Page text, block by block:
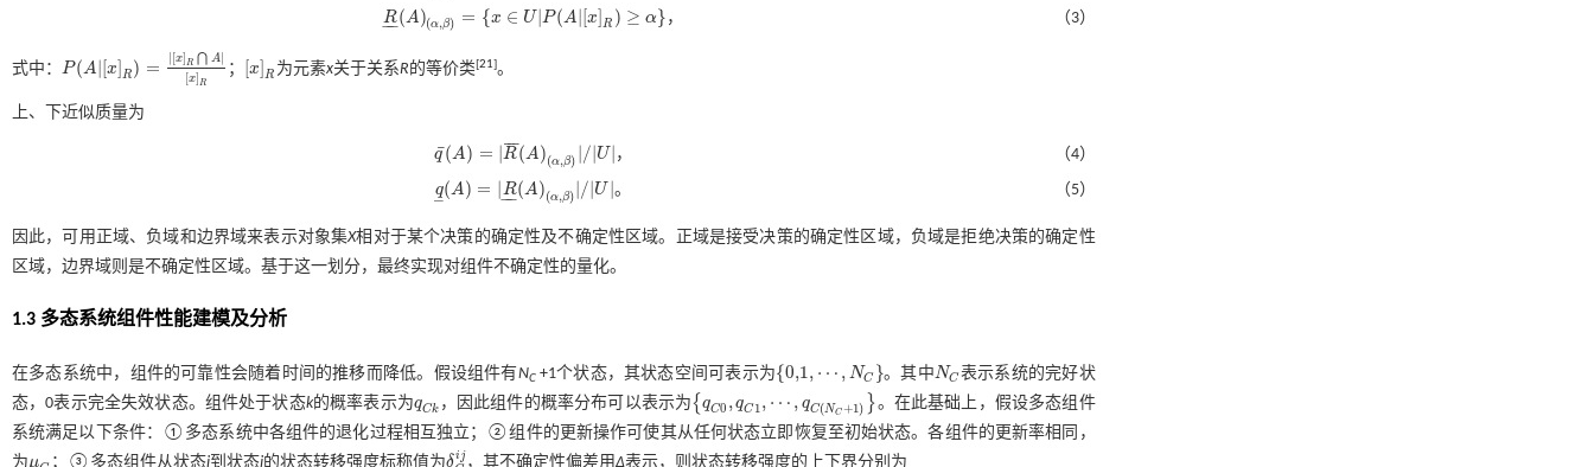
R
−
−( A )(α,β) = {x ∈ U |P(A |[x]R ) ≥ α}
R(A)(α,β)=x ∈ U|P A| [x ]R) ≥α ， （3）
式中： P(A |[x]R ) = |[x]R ⋂ A |
[x]R
P( A|[ ]R =|[ x]R ⋂A|[x]R ； [x]R
[x] R 为元素x关于关系R 的等价类[21]。
上、下近似质量为
q¯(A) = |R
¯¯
¯(A)(α,β) |/|U|
q¯(A)= |R (A)(α,β)|/ |U | ， （4）
q
–
(A) = |R
−
−(A)(α,β) |/|U |
q(A)=| R( )(α,β)|/|U| 。 （5）
因此，可用正域、负域和边界域来表示对象集X相对于某个决策的确定性及不确定性区域。正域是接受决策的确定性区域，负域是拒绝决策的确定性
区域，边界域则是不确定性区域。基于这一划分，最终实现对组件不确定性的量化。
1.3 多态系统组件性能建模及分析
在多态系统中，组件的可靠性会随着时间的推移而降低。假设组件有 NC+1个状态，其状态空间可表示为{0,1, ⋯ , NC }
0,1,⋯ C 。其中NC
NC 表示系统的完好状
态，0表示完全失效状态。组件处于状态k的概率表示为qCk
qCk ，因此组件的概率分布可以表示为{qC0 ,qC1, ⋯ , qC(NC+1) }
qC0,qC1,⋯ NC+1)
。在此基础上，假设多态组件
系统满足以下条件：①多态系统中各组件的退化过程相互独立；②组件的更新操作可使其从任何状态立即恢复至初始状态。各组件的更新率相同，
为μ ；③多态组件从状态i到状态j的状态转移强度标称值为δi j ，其不确定性偏差用Δ表示，则状态转移强度的上下界分别为